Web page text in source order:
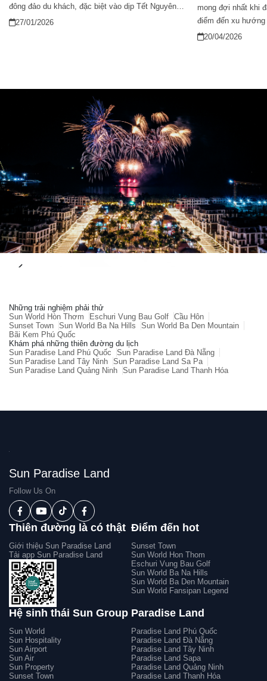
đông đảo du khách, đặc biệt vào dịp Tết Nguyên
đán. Việc nắm rõ giá vé cáp treo Hòn Thơm dịp
27/01/2026
mong đợi nhất khi
điểm đến xu
khách bởi hệ sinh
20/04/2026
Những trải nghiệm phải thử
Sun World Hòn Thơm
Eschuri Vung Bau Golf Cầu Hôn
Sunset Town Sun World Ba Na Hills
Sun World Ba Den Mountain
Bãi Kem Phú Quốc
Khám phá những thiên đường du lịch
Sun Paradise Land Phú Quốc
Sun Paradise Land Đà Nẵng
Sun Paradise Land Tây Ninh Sun Paradise Land Sa Pa
Sun Paradise Land Quảng Ninh Sun Paradise Land Thanh Hóa
Sun Paradise Land
Follow Us On
Thiên đường là có thật
Giới thiệu Sun Paradise Land
Tải app Sun Paradise Land
Điểm đến hot
Sunset Town
Sun World Hon Thom
Eschuri Vung Bau Golf
Sun World Ba Na Hills
Sun World Ba Den Mountain
Sun World Fansipan Legend
Hệ sinh thái Sun Group
Sun World
Sun Hospitality
Sun Airport
Sun Air
Sun Property
Sunset Town
Paradise Land
Paradise Land Phú Quốc
Paradise Land Đà Nẵng
Paradise Land Tây Ninh
Paradise Land Sapa
Paradise Land Quảng Ninh
Paradise Land Thanh Hóa